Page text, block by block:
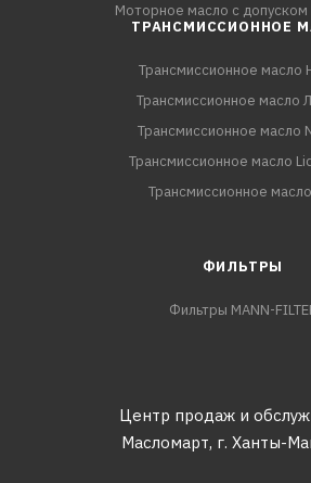
Моторное масло с допуском
ТРАНСМИССИОННОЕ
Трансмиссионное масло
Трансмиссионное масло
Трансмиссионное масло
Трансмиссионное масло
Трансмиссионное
ФИЛЬТРЫ
Фильтры MANN-
Центр продаж и
Масломарт, г. Ханты-